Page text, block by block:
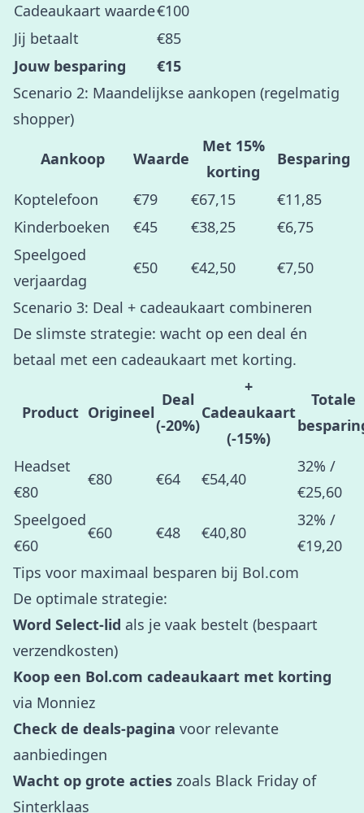
Cadeaukaart waarde€100
Jij betaalt
€85
Jouw besparing
€15
Scenario 2: Maandelijkse aankopen (regelmatig
shopper)
Aankoop Waarde
Met 15%
korting
Besparing
Koptelefoon €79 €67,15
€11,85
Kinderboeken
€45 €38,25
€6,75
Speelgoed
verjaardag
€50 €42,50 €7,50
Scenario 3: Deal + cadeaukaart combineren
De slimste strategie: wacht op een deal én
betaal met een cadeaukaart met korting.
Product Origineel
Deal
(-20%)
+
Cadeaukaart
(-15%)
Totale
Headset
€80
€80 €64 €54,40
32% /
€25,60
Speelgoed
€60
€60 €48 €40,80
32% /
€19,20
Tips voor maximaal besparen bij Bol.com
De optimale strategie:
Word Select-lid als je vaak bestelt (bespaart
verzendkosten)
Koop een Bol.com cadeaukaart met korting
via Monniez
Check de deals-pagina voor relevante
aanbiedingen
Wacht op grote acties zoals Black Friday of
Sinterklaas